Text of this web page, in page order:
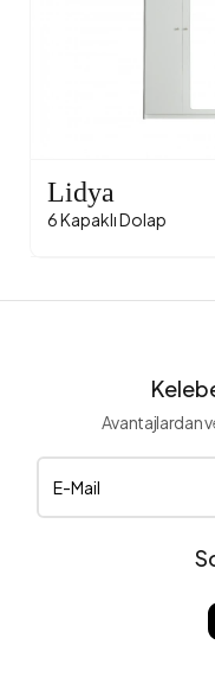
Lidya
6 Kapaklı Dolap
Avantajlardan